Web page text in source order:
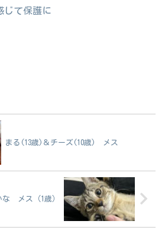
じて保護に
まる(13歳)＆チーズ(10歳) メス
メス（1歳）